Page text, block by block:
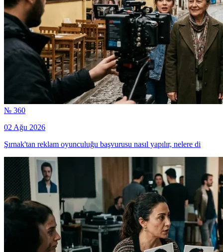
№ 360
02 Ağu 2026
Şırnak'tan reklam oyunculuğu başvurusu nasıl yapılır, nelere di